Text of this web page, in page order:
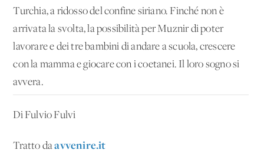
Turchia, a ridosso del confine siriano. Finché non è
arrivata la svolta, la possibilità per Muznir di poter
lavorare e dei tre bambini di andare a scuola, crescere
con la mamma e giocare con i coetanei. Il loro sogno si
avvera.
Di Fulvio Fulvi
Tratto daavvenire.it